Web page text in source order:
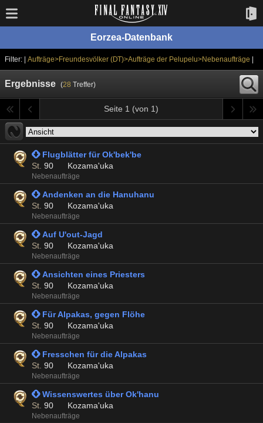
Eorzea-Datenbank
Filter: | Aufträge>Freundesvölker (DT)>Aufträge der Pelupelu>Nebenaufträge
Ergebnisse (28 Treffer)
Seite 1 (von 1)
 Flugblätter für Ok'bek'be
St. 90 Kozama'uka
Nebenaufträge
 Andenken an die Hanuhanu
St. 90 Kozama'uka
Nebenaufträge
 Auf U'out-Jagd
St. 90 Kozama'uka
Nebenaufträge
 Ansichten eines Priesters
St. 90 Kozama'uka
Nebenaufträge
 Für Alpakas, gegen Flöhe
St. 90 Kozama'uka
Nebenaufträge
 Fresschen für die Alpakas
St. 90 Kozama'uka
Nebenaufträge
 Wissenswertes über Ok'hanu
St. 90 Kozama'uka
Nebenaufträge